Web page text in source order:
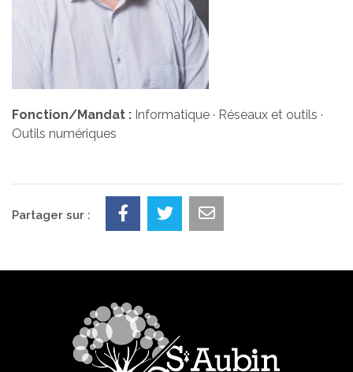
Fonction/Mandat : Informatique · Réseaux et outils ·
Outils numériques
Partager sur :